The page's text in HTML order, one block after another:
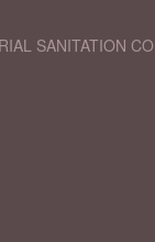
SANITATION